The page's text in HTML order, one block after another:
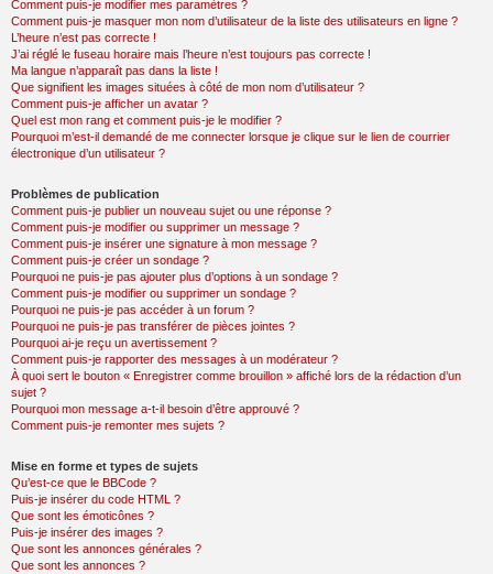
Comment puis-je modifier mes paramètres ?
Comment puis-je masquer mon nom d’utilisateur de la liste des utilisateurs en ligne ?
L’heure n’est pas correcte !
J’ai réglé le fuseau horaire mais l’heure n’est toujours pas correcte !
Ma langue n’apparaît pas dans la liste !
Que signifient les images situées à côté de mon nom d’utilisateur ?
Comment puis-je afficher un avatar ?
Quel est mon rang et comment puis-je le modifier ?
Pourquoi m’est-il demandé de me connecter lorsque je clique sur le lien de courrier
électronique d’un utilisateur ?
Problèmes de publication
Comment puis-je publier un nouveau sujet ou une réponse ?
Comment puis-je modifier ou supprimer un message ?
Comment puis-je insérer une signature à mon message ?
Comment puis-je créer un sondage ?
Pourquoi ne puis-je pas ajouter plus d’options à un sondage ?
Comment puis-je modifier ou supprimer un sondage ?
Pourquoi ne puis-je pas accéder à un forum ?
Pourquoi ne puis-je pas transférer de pièces jointes ?
Pourquoi ai-je reçu un avertissement ?
Comment puis-je rapporter des messages à un modérateur ?
À quoi sert le bouton « Enregistrer comme brouillon » affiché lors de la rédaction d’un
sujet ?
Pourquoi mon message a-t-il besoin d’être approuvé ?
Comment puis-je remonter mes sujets ?
Mise en forme et types de sujets
Qu’est-ce que le BBCode ?
Puis-je insérer du code HTML ?
Que sont les émoticônes ?
Puis-je insérer des images ?
Que sont les annonces générales ?
Que sont les annonces ?